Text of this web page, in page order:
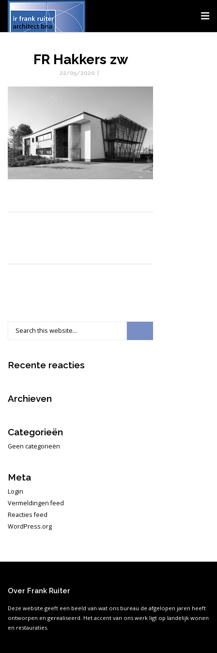
FR Hakkers zw
22/05/2020
Recente reacties
Archieven
Categorieën
Geen categorieën
Meta
Login
Vermeldingen feed
Reacties feed
WordPress.org
Over Frank Ruiter
Deze website geeft een beeld van wat ons bureau de afgelopen jaren heeft
ontworpen en gerealiseerd. Het accent van ons werk ligt op landelijk wonen
en restauraties.